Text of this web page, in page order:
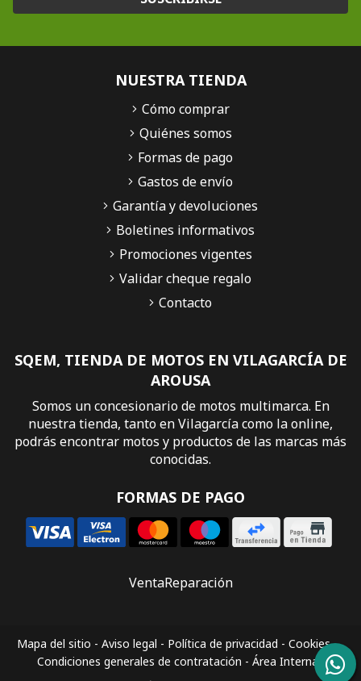
SQEM, TIENDA DE MOTOS EN VILAGARCÍA DE
AROUSA
Somos un concesionario de motos multimarca. En
nuestra tienda, tanto en Vilagarcía como la online,
podrás encontrar motos y productos de las marcas más
conocidas.
FORMAS DE PAGO
NUESTRA TIENDA
Cómo comprar
Quiénes somos
Formas de pago
Gastos de envío
Garantía y devoluciones
Boletines informativos
Promociones vigentes
Validar cheque regalo
Contacto
VentaReparación
Mapa del sitio - Aviso legal - Política de privacidad - Cookies-
Condiciones generales de contratación - Área Interna